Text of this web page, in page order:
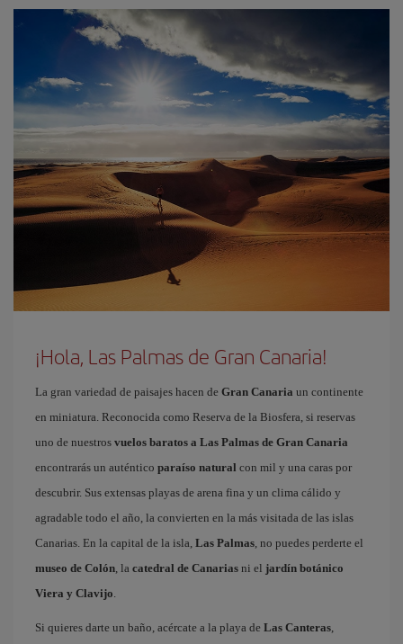
¡Hola, Las Palmas de Gran Canaria!
La gran variedad de paisajes hacen de Gran Canaria un continente
en miniatura. Reconocida como Reserva de la Biosfera, si reservas
uno de nuestros vuelos baratos a Las Palmas de Gran Canaria
encontrarás un auténtico paraíso natural con mil y una caras por
descubrir. Sus extensas playas de arena fina y un clima cálido y
agradable todo el año, la convierten en la más visitada de las islas
Canarias. En la capital de la isla, Las Palmas, no puedes perderte el
museo de Colón, la catedral de Canarias ni el jardín botánico
Viera y Clavijo.
Si quieres darte un baño, acércate a la playa de Las Canteras,